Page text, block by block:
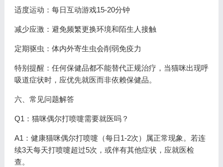
适度运动：每日互动游戏15-20分钟
减少应激：避免频繁更换环境和陌生人接触
定期驱虫：体内外寄生虫会削弱免疫力
特别提醒：任何保健品都不能替代正规治疗，当猫咪出现呼
吸道症状时，应优先就医而非依赖保健品。
六、常见问题解答
Q1：猫咪偶尔打喷嚏需要就医吗？
A1：健康猫咪偶尔打喷嚏（每日1-2次）属正常现象。若连
续3天每天打喷嚏超过5次，或伴有其他症状，应就医检
查。